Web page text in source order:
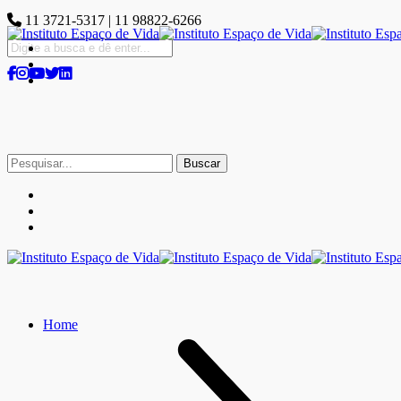
11 3721-5317 | 11 98822-6266
Buscar
por:
Home